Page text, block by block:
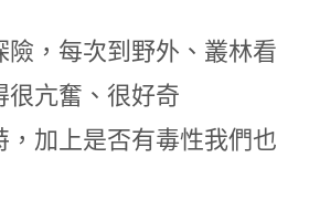
險，每次到野外、叢林看
很亢奮、很好奇
，加上是否有毒性我們也